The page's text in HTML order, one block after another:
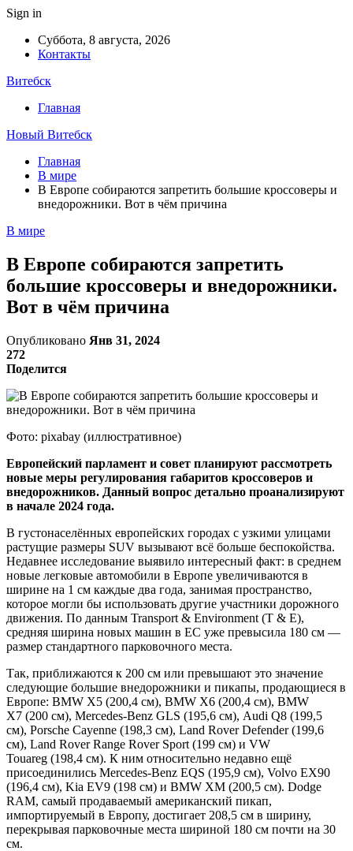
Sign in
Суббота, 8 августа, 2026
Контакты
Витебск
Главная
Новый Витебск
Главная
В мире
В Европе собираются запретить большие кроссоверы и
внедорожники. Вот в чём причина
В мире
В Европе собираются запретить
большие кроссоверы и внедорожники.
Вот в чём причина
Опубликовано Янв 31, 2024
272
Поделится
Фото: pixabay (иллюстративное)
Европейский парламент и совет планируют рассмотреть
новые меры регулирования габаритов кроссоверов и
внедорожников. Данный вопрос детально проанализируют
в начале 2024 года.
В густонаселённых европейских городах с узкими улицами
растущие размеры SUV вызывают всё больше беспокойства.
Недавнее исследование выявило интересный факт: в среднем
новые легковые автомобили в Европе увеличиваются в
ширине на 1 см каждые два года, занимая пространство,
которое могли бы использовать другие участники дорожного
движения. По данным Transport & Environment (T & E),
средняя ширина новых машин в ЕС уже превысила 180 см —
размер стандартного парковочного места.
Так, приближаются к 200 см или превышают это значение
следующие большие внедорожники и пикапы, продающиеся в
Европе: BMW X5 (200,4 см), BMW X6 (200,4 см), BMW
X7 (200 см), Mercedes-Benz GLS (195,6 см), Audi Q8 (199,5
см), Porsche Cayenne (198,3 см), Land Rover Defender (199,6
см), Land Rover Range Rover Sport (199 см) и VW
Touareg (198,4 см). К ним относительно недавно ещё
присоединились Mercedes-Benz EQS (195,9 см), Volvo EX90
(196,4 см), Kia EV9 (198 см) и BMW XM (200,5 см). Dodge
RAM, самый продаваемый американский пикап,
импортируемый в Европу, достигает 208,5 см в ширину,
перекрывая парковочные места шириной 180 см почти на 30
см.